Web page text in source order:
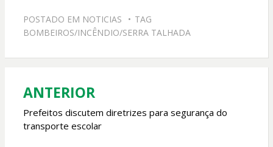
e
b
o
at
s
A
er
POSTADO EM NOTICIAS
TAG
BOMBEIROS/INCÊNDIO/SERRA TALHADA
Navegação
de
Post
ANTERIOR
Prefeitos discutem diretrizes para segurança do
transporte escolar